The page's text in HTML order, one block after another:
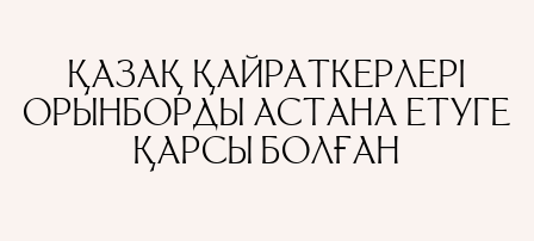
ҚАЗАҚ ҚАЙРАТКЕРЛЕРІ
ОРЫНБОРДЫ АСТАНА ЕТУГЕ
ҚАРСЫ БОЛҒАН